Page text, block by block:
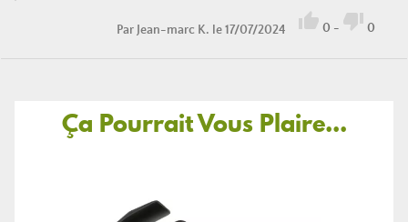
Par Jean-marc K. le 17/07/2024  0 -  0
Ça Pourrait Vous Plaire...